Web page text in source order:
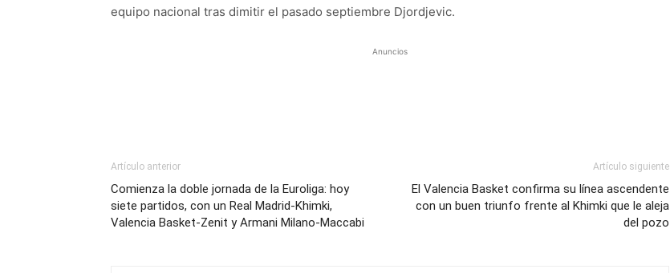
equipo nacional tras dimitir el pasado septiembre Djordjevic.
Anuncios
Artículo anterior
Comienza la doble jornada de la Euroliga: hoy
siete partidos, con un Real Madrid-Khimki,
Valencia Basket-Zenit y Armani Milano-Maccabi
Artículo siguiente
El Valencia Basket confirma su línea ascendente
con un buen triunfo frente al Khimki que le aleja
del pozo